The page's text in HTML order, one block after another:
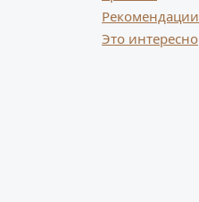
Рекомендации
Это интересно